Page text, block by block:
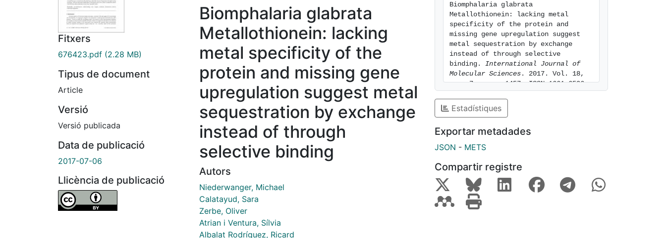
Fitxers
676423.pdf (2.28 MB)
Tipus de document
Article
Versió
Versió publicada
Data de publicació
2017-07-06
Llicència de publicació
Biomphalaria glabrata
Metallothionein: lacking
metal specificity of the
protein and missing gene
upregulation suggest metal
sequestration by exchange
instead of through
selective binding
Autors
Niederwanger, Michael
Calatayud, Sara
Zerbe, Oliver
Atrian i Ventura, Sílvia
Albalat Rodríguez, Ricard
Biomphalaria glabrata
Metallothionein: lacking metal
specificity of the protein and
missing gene upregulation suggest
metal sequestration by exchange
instead of through selective
binding. International Journal of
Molecular Sciences . 2017. Vol. 18,
num. 7, pags. 1457. ISSN 1661-6596.
Available at:
https://hdl.handle.net/2445/151498
Estadístiques
Exportar metadades
JSON - METS
Compartir registre